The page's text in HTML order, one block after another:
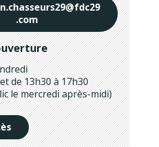
.com
de 13h30 à 17h30
le mercredi après-midi)